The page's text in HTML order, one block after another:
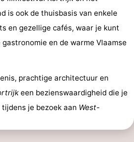
is ook de thuisbasis van enkele
en gezellige cafés, waar je kunt
en de warme Vlaamse
prachtige architectuur en
een bezienswaardigheid die je
je bezoek aan West-